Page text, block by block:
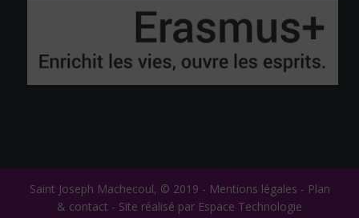
Saint Joseph Machecoul, © 2019 - Mentions légales - Plan
& contact - Site réalisé par Espace Technologie